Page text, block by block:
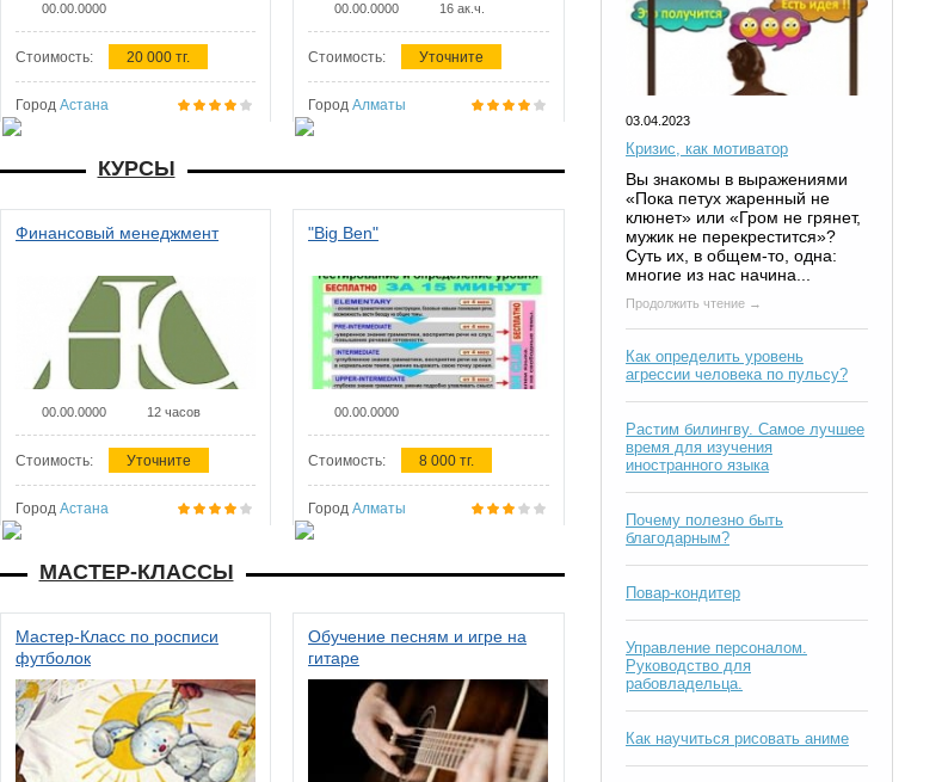
00.00.0000
Стоимость: 20 000 тг.
Город Астана
00.00.0000 16 ак.ч.
Стоимость: Уточните
Город Алматы
КУРСЫ
Финансовый менеджмент
00.00.0000 12 часов
Стоимость: Уточните
Город Астана
"Big Ben"
00.00.0000
Стоимость: 8 000 тг.
Город Алматы
МАСТЕР-КЛАССЫ
Мастер-Класс по росписи
футболок
Обучение песням и игре на
гитаре
03.04.2023
Кризис, как мотиватор
Вы знакомы в выражениями
«Пока петух жаренный не
клюнет» или «Гром не грянет,
мужик не перекрестится»?
Суть их, в общем-то, одна:
многие из нас начина...
Продолжить чтение →
Как определить уровень
агрессии человека по пульсу?
Растим билингву. Самое лучшее
время для изучения
иностранного языка
Почему полезно быть
благодарным?
Повар-кондитер
Управление персоналом.
Руководство для
рабовладельца.
Как научиться рисовать аниме